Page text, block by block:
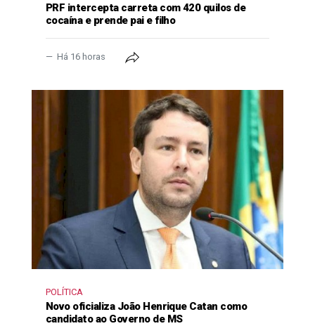
PRF intercepta carreta com 420 quilos de
cocaína e prende pai e filho
Há 16 horas
POLÍTICA
Novo oficializa João Henrique Catan como
candidato ao Governo de MS